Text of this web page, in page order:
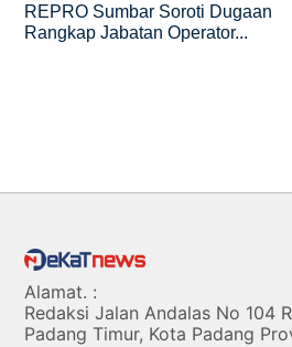
REPRO Sumbar Soroti Dugaan
Rangkap Jabatan Operator...
Alamat. :
Redaksi Jalan Andalas No 104
Padang Timur, Kota Padang